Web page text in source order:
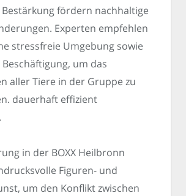
fördern nachhaltige
Experten empfehlen
stressfreie Umgebung sowie
um das
aller Tiere in der Gruppe zu
dauerhaft effizient
in der BOXX Heilbronn
Figuren- und
um den Konflikt zwischen